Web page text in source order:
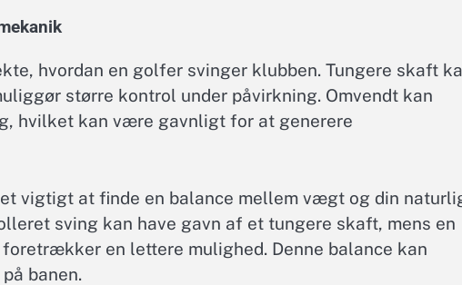
hvordan en golfer svinger klubben. Tungere skaft
større kontrol under påvirkning. Omvendt kan
hvilket kan være gavnligt for at generere
vigtigt at finde en balance mellem vægt og din
sving kan have gavn af et tungere skaft, mens en
en lettere mulighed. Denne balance kan
banen.